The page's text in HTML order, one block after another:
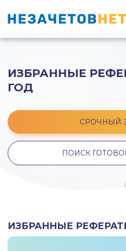
ИЗБРАННЫЕ
ГОД
СРОЧНЫЙ
ПОИСК
ИЗБРАННЫЕ